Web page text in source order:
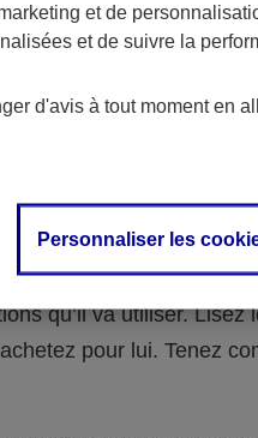
sur Internet.
installez un
qu’il va utiliser. Lisez
pour lui. Tenez
et de
et de suivre la
d'avis à tout moment en
Personnaliser les